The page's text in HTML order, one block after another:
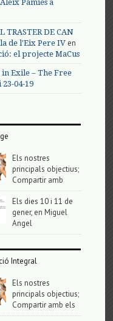
Pàmies a
TRASTER DE CAN
de l'Eix Pere IV en
el projecte MaCus
Exile – The Free
04-19
Els nostres
principals objectius;
Compartir amb
Els dies 10 i 11 de
gener, en Miguel
Angel
Integral
Els nostres
principals objectius;
Compartir amb els